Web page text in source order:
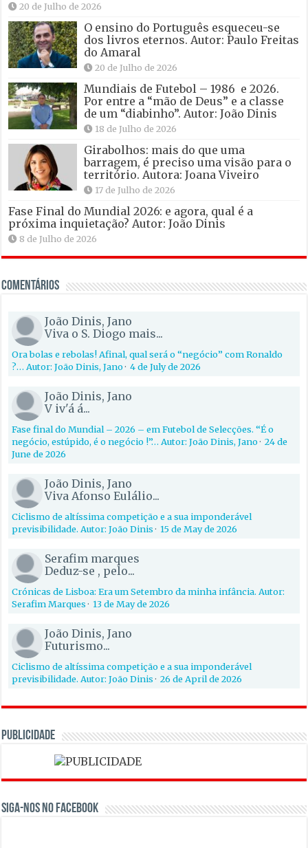
20 de Julho de 2026
O ensino do Português esqueceu-se
dos livros eternos. Autor: Paulo Freitas
do Amaral
20 de Julho de 2026
Mundiais de Futebol – 1986 e 2026.
Por entre a “mão de Deus” e a classe
de um “diabinho”. Autor: João Dinis
18 de Julho de 2026
Girabolhos: mais do que uma
barragem, é preciso uma visão para o
território. Autora: Joana Viveiro
17 de Julho de 2026
Fase Final do Mundial 2026: e agora, qual é a
próxima inquietação? Autor: João Dinis
8 de Julho de 2026
Comentários
João Dinis, Jano
Viva o S. Diogo mais...
Ora bolas e rebolas! Afinal, qual será o “negócio” com Ronaldo
?… Autor: João Dinis, Jano·4 de July de 2026
João Dinis, Jano
V iv'á á...
Fase final do Mundial – 2026 – em Futebol de Selecções. “É o
negócio, estúpido, é o negócio !”… Autor: João Dinis, Jano·24 de
June de 2026
João Dinis, Jano
Viva Afonso Eulálio...
Ciclismo de altíssima competição e a sua imponderável
previsibilidade. Autor: João Dinis·15 de May de 2026
Serafim marques
Deduz-se , pelo...
Crónicas de Lisboa: Era um Setembro da minha infância. Autor:
Serafim Marques·13 de May de 2026
João Dinis, Jano
Futurismo...
Ciclismo de altíssima competição e a sua imponderável
previsibilidade. Autor: João Dinis·26 de April de 2026
PUBLICIDADE
Siga-nos no Facebook